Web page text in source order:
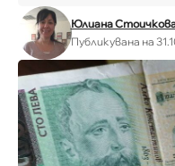
Юлиана
Публикувана на